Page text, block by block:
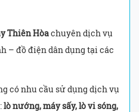
Thiên Hòachuyên dịch vụ
– đồ điện dân dụng tại các
có nhu cầu sử dụng dịch vụ
lò nướng, máy sấy, lò vi sóng,